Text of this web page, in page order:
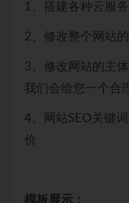
1、搭建各种云服
2、修改整个网站
3、修改网站的主
我们会给您一个合
4、网站SEO关键
价
模板展示：